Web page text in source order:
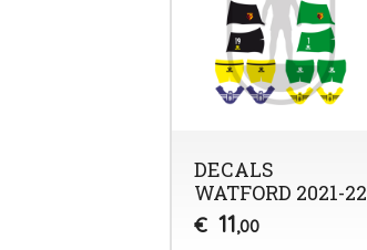
DECALS
WATFORD 2021-22
€ 11,00